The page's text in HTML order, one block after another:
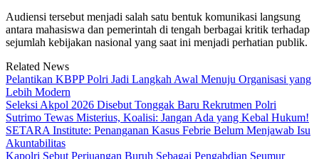
Audiensi tersebut menjadi salah satu bentuk komunikasi langsung
antara mahasiswa dan pemerintah di tengah berbagai kritik terhadap
sejumlah kebijakan nasional yang saat ini menjadi perhatian publik.
Related News
Pelantikan KBPP Polri Jadi Langkah Awal Menuju Organisasi yang
Lebih Modern
Seleksi Akpol 2026 Disebut Tonggak Baru Rekrutmen Polri
Sutrimo Tewas Misterius, Koalisi: Jangan Ada yang Kebal Hukum!
SETARA Institute: Penanganan Kasus Febrie Belum Menjawab Isu
Akuntabilitas
Kapolri Sebut Perjuangan Buruh Sebagai Pengabdian Seumur